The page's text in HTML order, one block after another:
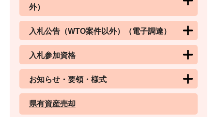
外）
入札公告（WTO案件以外）（電子調達）
入札参加資格
お知らせ・要領・様式
県有資産売却